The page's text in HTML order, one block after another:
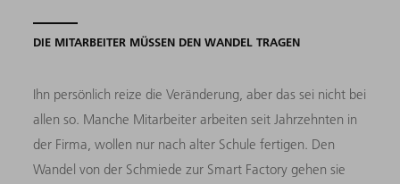
DIE MITARBEITER MÜSSEN DEN WANDEL TRAGEN
Ihn persönlich reize die Veränderung, aber das sei nicht bei
allen so. Manche Mitarbeiter arbeiten seit Jahrzehnten in
der Firma, wollen nur nach alter Schule fertigen. Den
Wandel von der Schmiede zur Smart Factory gehen sie